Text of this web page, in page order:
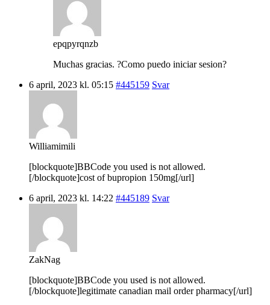
epqpyrqnzb
Muchas gracias. ?Como puedo iniciar sesion?
6 april, 2023 kl. 05:15 #445159 Svar
Williamimili
[blockquote]BBCode you used is not allowed.
[/blockquote]cost of bupropion 150mg[/url]
6 april, 2023 kl. 14:22 #445189 Svar
ZakNag
[blockquote]BBCode you used is not allowed.
[/blockquote]legitimate canadian mail order pharmacy[/url]